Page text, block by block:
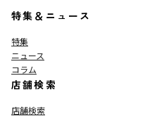
特集＆ニュース
特集
ニュース
コラム
店舗検索
店舗検索